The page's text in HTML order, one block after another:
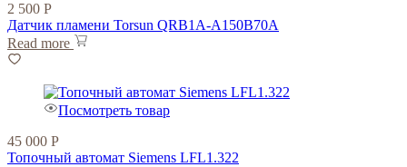
2 500 Р
Датчик пламени Torsun QRB1A-A150B70A
Read more
Посмотреть товар
45 000 Р
Топочный автомат Siemens LFL1.322